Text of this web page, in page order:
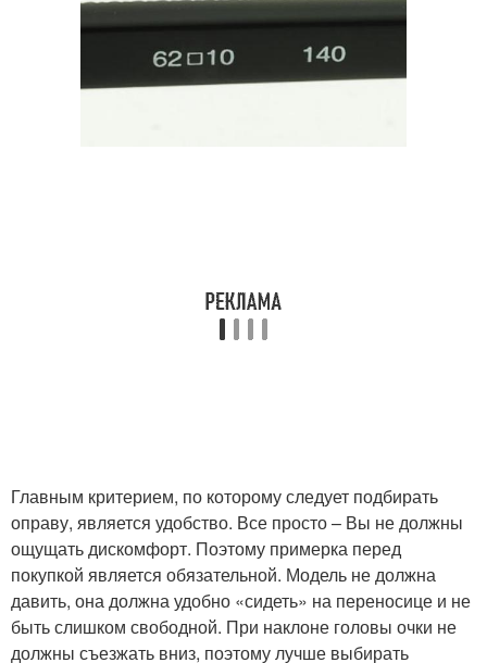
Главным критерием, по которому следует подбирать
оправу, является удобство. Все просто – Вы не должны
ощущать дискомфорт. Поэтому примерка перед
покупкой является обязательной. Модель не должна
давить, она должна удобно «сидеть» на переносице и не
быть слишком свободной. При наклоне головы очки не
должны съезжать вниз, поэтому лучше выбирать